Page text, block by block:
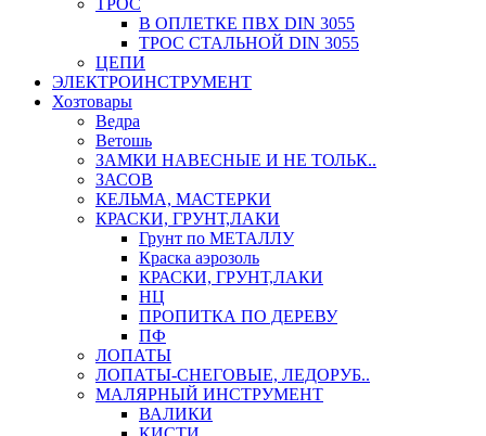
ТРОС
В ОПЛЕТКЕ ПВХ DIN 3055
ТРОС СТАЛЬНОЙ DIN 3055
ЦЕПИ
ЭЛЕКТРОИНСТРУМЕНТ
Хозтовары
Ведра
Ветошь
ЗАМКИ НАВЕСНЫЕ И НЕ ТОЛЬК..
ЗАСОВ
КЕЛЬМА, МАСТЕРКИ
КРАСКИ, ГРУНТ,ЛАКИ
Грунт по МЕТАЛЛУ
Краска аэрозоль
КРАСКИ, ГРУНТ,ЛАКИ
НЦ
ПРОПИТКА ПО ДЕРЕВУ
ПФ
ЛОПАТЫ
ЛОПАТЫ-СНЕГОВЫЕ, ЛЕДОРУБ..
МАЛЯРНЫЙ ИНСТРУМЕНТ
ВАЛИКИ